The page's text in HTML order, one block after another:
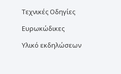
Τεχνικές Οδηγίες
Ευρωκώδικες
Υλικό εκδηλώσεων